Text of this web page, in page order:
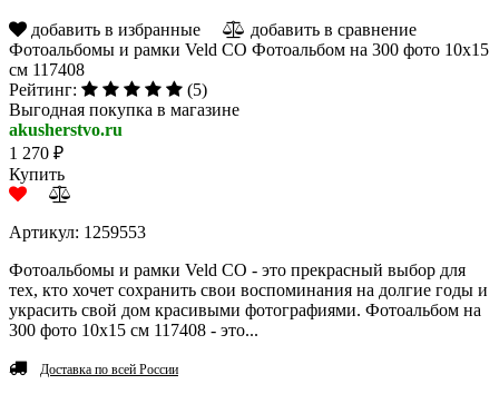
добавить в избранные
добавить в сравнение
Фотоальбомы и рамки Veld CO Фотоальбом на 300 фото 10х15
см 117408
Рейтинг:
(5)
Выгодная покупка в магазине
akusherstvo.ru
1 270 ₽
Купить
Артикул: 1259553
Фотоальбомы и рамки Veld CO - это прекрасный выбор для
тех, кто хочет сохранить свои воспоминания на долгие годы и
украсить свой дом красивыми фотографиями. Фотоальбом на
300 фото 10х15 см 117408 - это...
Доставка по всей России